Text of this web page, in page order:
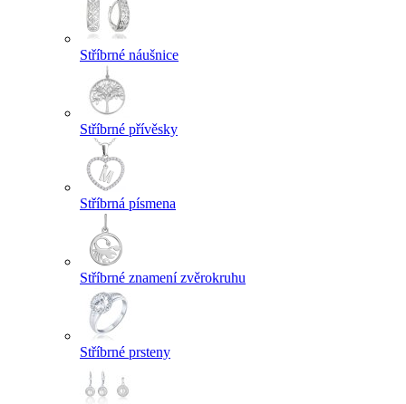
Stříbrné náušnice
Stříbrné přívěsky
Stříbrná písmena
Stříbrné znamení zvěrokruhu
Stříbrné prsteny